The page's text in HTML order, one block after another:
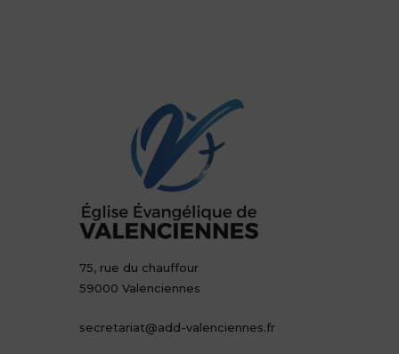
75, rue du chauffour
59000 Valenciennes
secretariat@add-valenciennes.fr